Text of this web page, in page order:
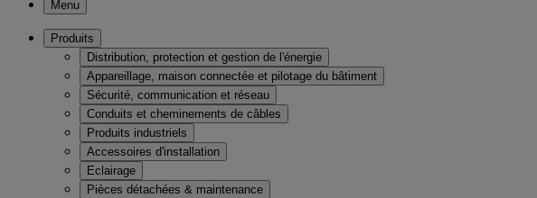
Menu
Produits
Distribution, protection et gestion de l'énergie
Appareillage, maison connectée et pilotage du bâtiment
Sécurité, communication et réseau
Conduits et cheminements de câbles
Produits industriels
Accessoires d'installation
Eclairage
Pièces détachées & maintenance